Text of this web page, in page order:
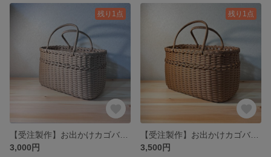
残り1点
3,000円
残り1点
3,500円